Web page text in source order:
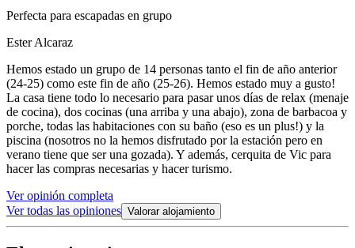
Perfecta para escapadas en grupo
Ester Alcaraz
Hemos estado un grupo de 14 personas tanto el fin de año anterior
(24-25) como este fin de año (25-26). Hemos estado muy a gusto!
La casa tiene todo lo necesario para pasar unos días de relax (menaje
de cocina), dos cocinas (una arriba y una abajo), zona de barbacoa y
porche, todas las habitaciones con su baño (eso es un plus!) y la
piscina (nosotros no la hemos disfrutado por la estación pero en
verano tiene que ser una gozada). Y además, cerquita de Vic para
hacer las compras necesarias y hacer turismo.
Ver opinión completa
Ver todas las opiniones Valorar alojamiento